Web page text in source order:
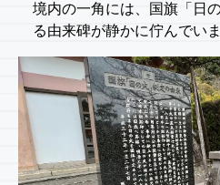
境内の一角には、国旗「日
る由来碑が静かに佇んでいま